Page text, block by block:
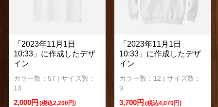
「2023年11月1日
10:33」に作成したデザ
イン
カラー数：57 | サイズ数：
13
2,000円 (税込2,200円)
「2023年11月1日
10:33」に作成したデザ
イン
カラー数：12 | サイズ数：
9
3,700円 (税込4,070円)